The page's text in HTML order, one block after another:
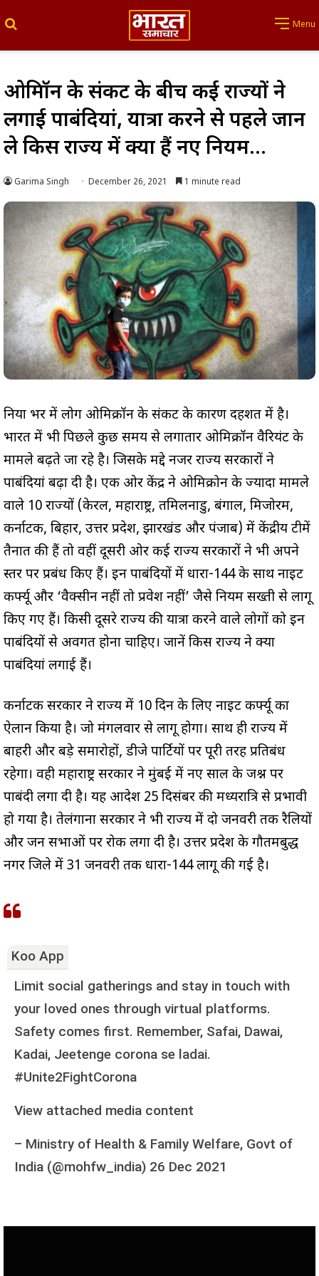
Menu
ओमिक्रॉन के संकट के बीच कई राज्यों ने
लगाई पाबंदियां, यात्रा करने से पहले जान
ले किस राज्‍य में क्‍या हैं नए नियम…
Garima Singh December 26, 2021 1 minute read
दुनिया भर में लोग ओमिक्रॉन के संकट के कारण दहशत में है।
भारत में भी पिछले कुछ समय से लगातार ओमिक्रॉन वैरियंट के
मामले बढ़ते जा रहे है। जिसके मद्दे नजर राज्य सरकारों ने
पाबंदियां बढ़ा दी है। एक ओर केंद्र ने ओमिक्रोन के ज्यादा मामले
वाले 10 राज्यों (केरल, महाराष्ट्र, तमिलनाडु, बंगाल, मिजोरम,
कर्नाटक, बिहार, उत्तर प्रदेश, झारखंड और पंजाब) में केंद्रीय टीमें
तैनात की हैं तो वहीं दूसरी ओर कई राज्य सरकारों ने भी अपने
स्तर पर प्रबंध किए हैं। इन पाबंदियों में धारा-144 के साथ नाइट
कर्फ्यू और ‘वैक्सीन नहीं तो प्रवेश नहीं’ जैसे नियम सख्ती से लागू
किए गए हैं। किसी दूसरे राज्‍य की यात्रा करने वाले लोगों को इन
पाब‍ंदियों से अवगत होना चाहिए। जानें किस राज्‍य ने क्‍या
पाबंदियां लगाई हैं।
कर्नाटक सरकार ने राज्य में 10 दिन के लिए नाइट कर्फ्यू का
ऐलान किया है। जो मंगलवार से लागू होगा। साथ ही राज्य में
बाहरी और बड़े समारोहों, डीजे पार्टियों पर पूरी तरह प्रतिबंध
रहेगा। वही महाराष्ट्र सरकार ने मुंबई में नए साल के जश्न पर
पाबंदी लगा दी है। यह आदेश 25 दिसंबर की मध्यरात्रि से प्रभावी
हो गया है। तेलंगाना सरकार ने भी राज्य में दो जनवरी तक रैलियों
और जन सभाओं पर रोक लगा दी है। उत्तर प्रदेश के गौतमबुद्ध
नगर जिले में 31 जनवरी तक धारा-144 लागू की गई है।
Koo App
Limit social gatherings and stay in touch with
your loved ones through virtual platforms.
Safety comes first. Remember, Safai, Dawai,
Kadai, Jeetenge corona se ladai.
#Unite2FightCorona
View attached media content
– Ministry of Health & Family Welfare, Govt of
India (@mohfw_india) 26 Dec 2021